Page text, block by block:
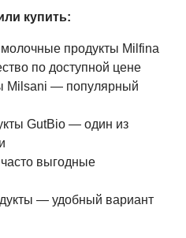
купить:
продукты Milfina
по доступной цене
Milsani — популярный
GutBio — один из
выгодные
— удобный вариант